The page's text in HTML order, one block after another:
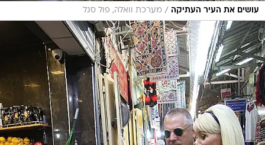
עושים את העיר העתיקה / מערכת וואלה, פול סגל